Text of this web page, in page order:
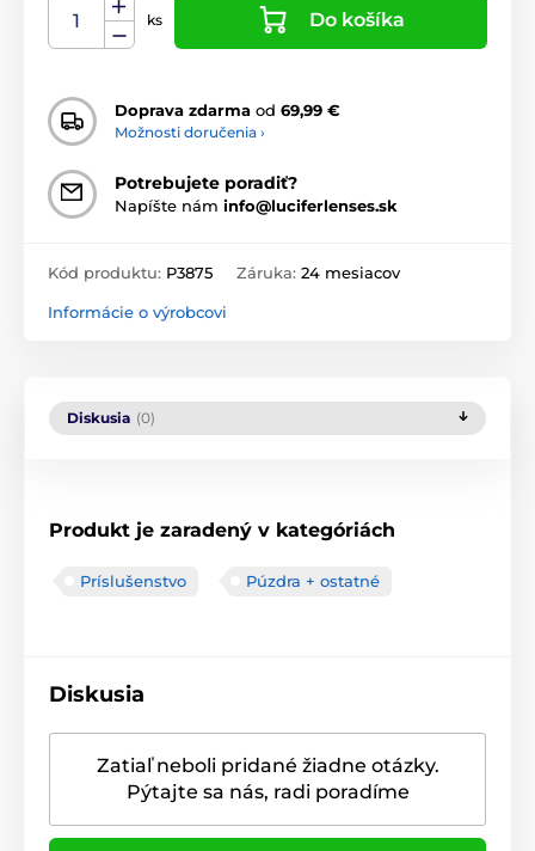
ks Do košíka
Doprava zdarma od 69,99 €
Možnosti doručenia ›
Potrebujete poradiť?
Napíšte nám info@luciferlenses.sk
Kód produktu: P3875 Záruka: 24 mesiacov
Informácie o výrobcovi
Diskusia (0)
Produkt je zaradený v kategóriách
Príslušenstvo Púzdra + ostatné
Diskusia
Zatiaľ neboli pridané žiadne otázky.
Pýtajte sa nás, radi poradíme